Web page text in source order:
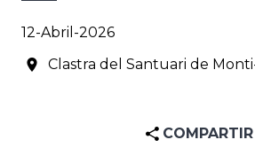
12-Abril-2026
Clastra del Santuari de
COMPARTIR